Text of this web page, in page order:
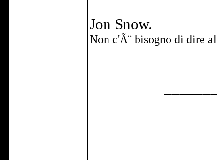
Jon Snow.
Non c'Ã¨ bisogno di dire